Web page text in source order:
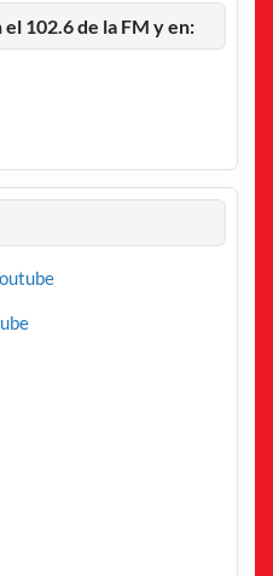
102.6 de la FM y en: